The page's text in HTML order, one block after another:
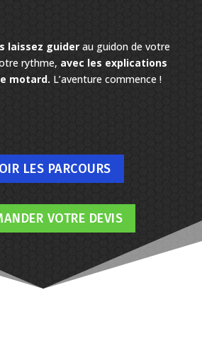
laissez guider au guidon de votre
rythme, avec les explications
motard. L’aventure commence !
LES PARCOURS
VOTRE DEVIS